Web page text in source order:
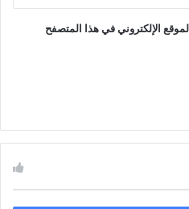
الإلكتروني في هذا المتصفح